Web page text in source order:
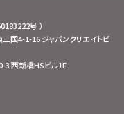
号 ）
4-1-16 ジャパンクリエイトビ
3 西新橋HSビル1F